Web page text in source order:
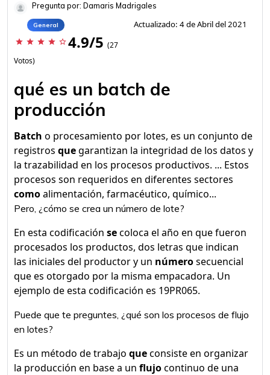
Pregunta por: Damaris Madrigales
General Actualizado: 4 de Abril del 2021
star star star star star_border 4.9/5 (27
Votos)
qué es un batch de
producción
Batch o procesamiento por lotes, es un conjunto de
registros quegarantizan la integridad de los datos y
la trazabilidad en los procesos productivos. ... Estos
procesos son requeridos en diferentes sectores
comoalimentación, farmacéutico, químico...
Pero, ¿cómo se crea un número de lote?
En esta codificación secoloca el año en que fueron
procesados los productos, dos letras que indican
las iniciales del productor y un númerosecuencial
que es otorgado por la misma empacadora. Un
ejemplo de esta codificación es 19PR065.
Puede que te preguntes, ¿qué son los procesos de flujo
en lotes?
Es un método de trabajo queconsiste en organizar
la producción en base a un flujocontinuo de una